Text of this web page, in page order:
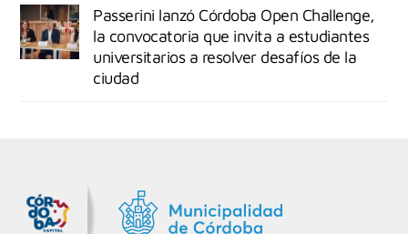
Passerini lanzó Córdoba Open Challenge,
la convocatoria que invita a estudiantes
universitarios a resolver desafíos de la
ciudad